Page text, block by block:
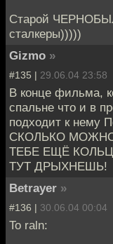
Старой
сталкеры)))))
Gizmo »
#135 | 29.06.04 23:58
В конце фильма,
спальне что и в
подходит к нему
СКОЛЬКО
ТЕБЕ ЕЩЁ
ТУТ ДРЫХНЕШЬ!
Betrayer »
#136 | 30.06.04 00:04
To raln: